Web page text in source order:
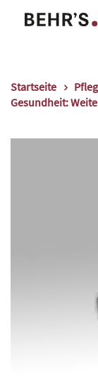
Startseite
Gesundheit: